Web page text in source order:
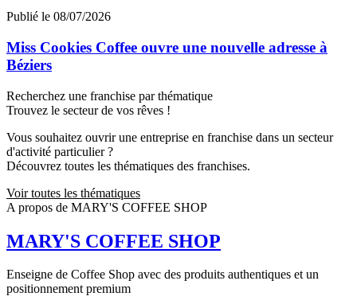
Publié le 08/07/2026
Miss Cookies Coffee ouvre une nouvelle adresse à
Béziers
Recherchez une franchise par thématique
Trouvez le secteur de vos rêves !
Vous souhaitez ouvrir une entreprise en franchise dans un secteur
d'activité particulier ?
Découvrez toutes les thématiques des franchises.
Voir toutes les thématiques
A propos de MARY'S COFFEE SHOP
MARY'S COFFEE SHOP
Enseigne de Coffee Shop avec des produits authentiques et un
positionnement premium